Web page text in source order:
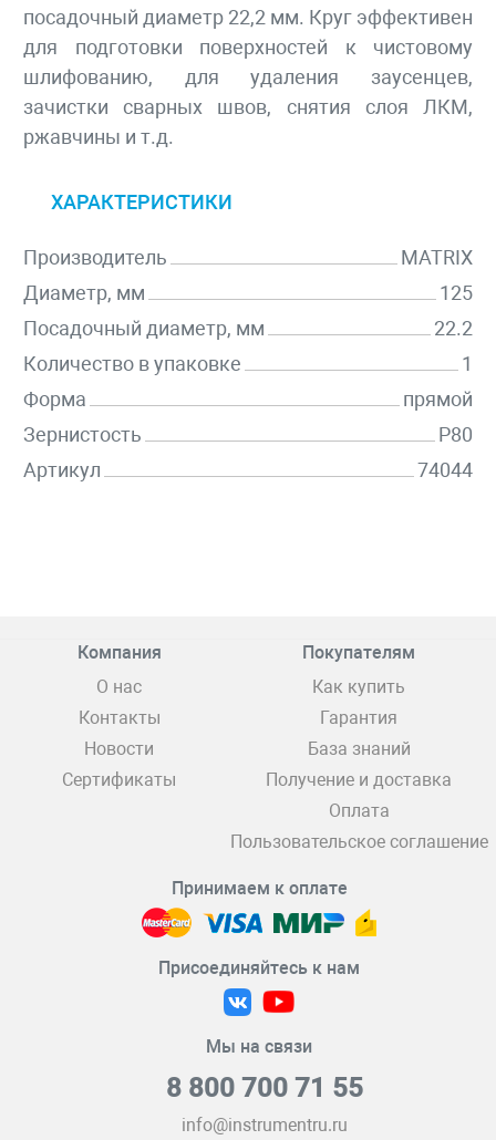
посадочный диаметр 22,2 мм. Круг эффективен
для подготовки поверхностей к чистовому
шлифованию, для удаления заусенцев,
зачистки сварных швов, снятия слоя ЛКМ,
ржавчины и т.д.
ХАРАКТЕРИСТИКИ
Производитель
MATRIX
Диаметр, мм
125
Посадочный диаметр, мм
22.2
Количество в упаковке
1
Форма
прямой
Зернистость
P80
Артикул
74044
Компания
О нас
Контакты
Новости
Сертификаты
Покупателям
Как купить
Гарантия
База знаний
Получение и доставка
Оплата
Пользовательское соглашение
Принимаем к оплате
Присоединяйтесь к нам
Мы на связи
8 800 700 71 55
info@instrumentru.ru